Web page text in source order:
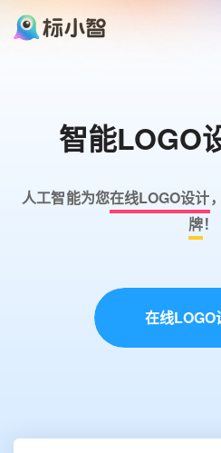
LOGO生
LOGO
博客
智能LOGO
人工智能为您在线LOGO设计，
牌！
在线LOGO